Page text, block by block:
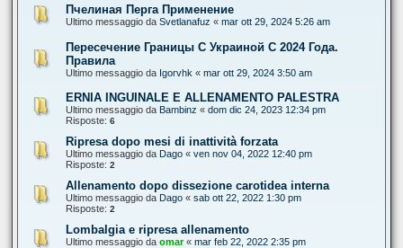
Пчелиная Перга Применение
Ultimo messaggio da Svetlanafuz « mar ott 29, 2024 5:26 am
Пересечение Границы С Украиной С 2024 Года.
Правила
Ultimo messaggio da Igorvhk « mar ott 29, 2024 3:50 am
ERNIA INGUINALE E ALLENAMENTO PALESTRA
Ultimo messaggio da Bambinz « dom dic 24, 2023 12:34 pm
Risposte: 6
Ripresa dopo mesi di inattività forzata
Ultimo messaggio da Dago « ven nov 04, 2022 12:40 pm
Risposte: 2
Allenamento dopo dissezione carotidea interna
Ultimo messaggio da Dago « sab ott 22, 2022 1:30 pm
Risposte: 2
Lombalgia e ripresa allenamento
Ultimo messaggio da omar« mar feb 22, 2022 2:35 pm